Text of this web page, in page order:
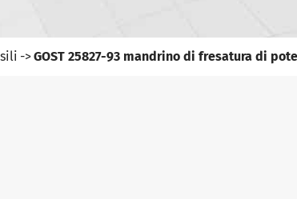
GOST 25827-93 mandrino di fresatura di